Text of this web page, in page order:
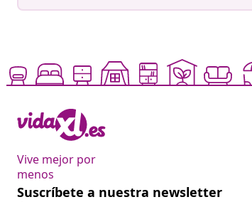
Vive mejor por
menos
Suscríbete a nuestra newsletter